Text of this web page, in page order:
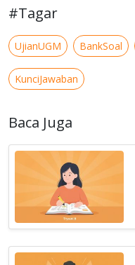
#Tagar
UjianUGM BankSoal
KunciJawaban
Baca Juga